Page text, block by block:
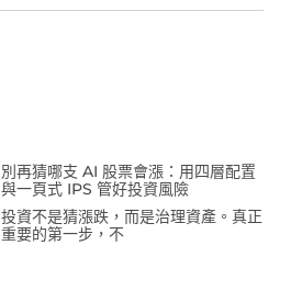
別再猜哪支 AI 股票會漲：用四層配置
與一頁式 IPS 管好投資風險
投資不是猜漲跌，而是治理資產。真正
重要的第一步，不